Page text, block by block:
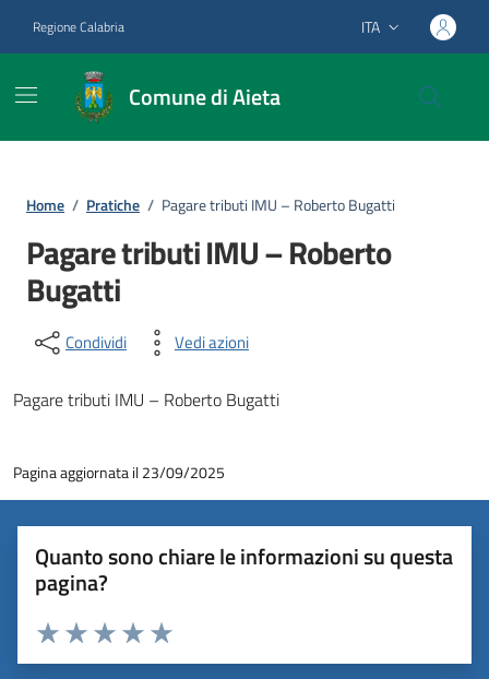
Regione Calabria Lingua attiva:
ITA
Comune di Aieta
Home / Pratiche / Pagare tributi IMU – Roberto Bugatti
Pagare tributi IMU – Roberto
Bugatti
Condividi Vedi azioni
Pagare tributi IMU – Roberto Bugatti
Pagina aggiornata il 23/09/2025
Quanto sono chiare le informazioni su questa
pagina?
Valuta 5 stelle su 5
Valuta 4 stelle su 5
Valuta 3 stelle su 5
Valuta 2 stelle su 5
Valuta 1 stelle su 5